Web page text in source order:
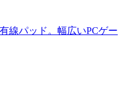
線パッド。幅広いPCゲー